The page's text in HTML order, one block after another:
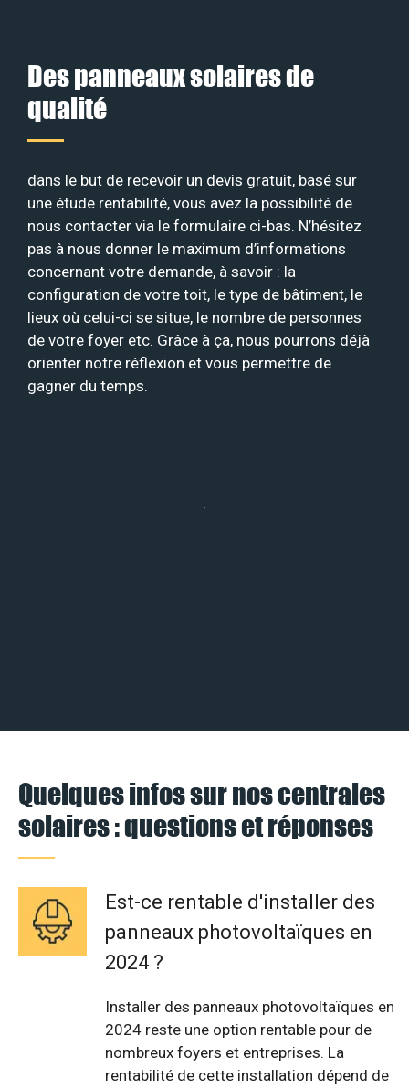
Des panneaux solaires de
qualité
dans le but de recevoir un devis gratuit, basé sur
une étude rentabilité, vous avez la possibilité de
nous contacter via le formulaire ci-bas. N’hésitez
pas à nous donner le maximum d’informations
concernant votre demande, à savoir : la
configuration de votre toit, le type de bâtiment, le
lieux où celui-ci se situe, le nombre de personnes
de votre foyer etc. Grâce à ça, nous pourrons déjà
orienter notre réflexion et vous permettre de
gagner du temps.
Quelques infos sur nos centrales
solaires : questions et réponses
Est-ce rentable d'installer des
panneaux photovoltaïques en
2024 ?
Installer des panneaux photovoltaïques en
2024 reste une option rentable pour de
nombreux foyers et entreprises. La
rentabilité de cette installation dépend de